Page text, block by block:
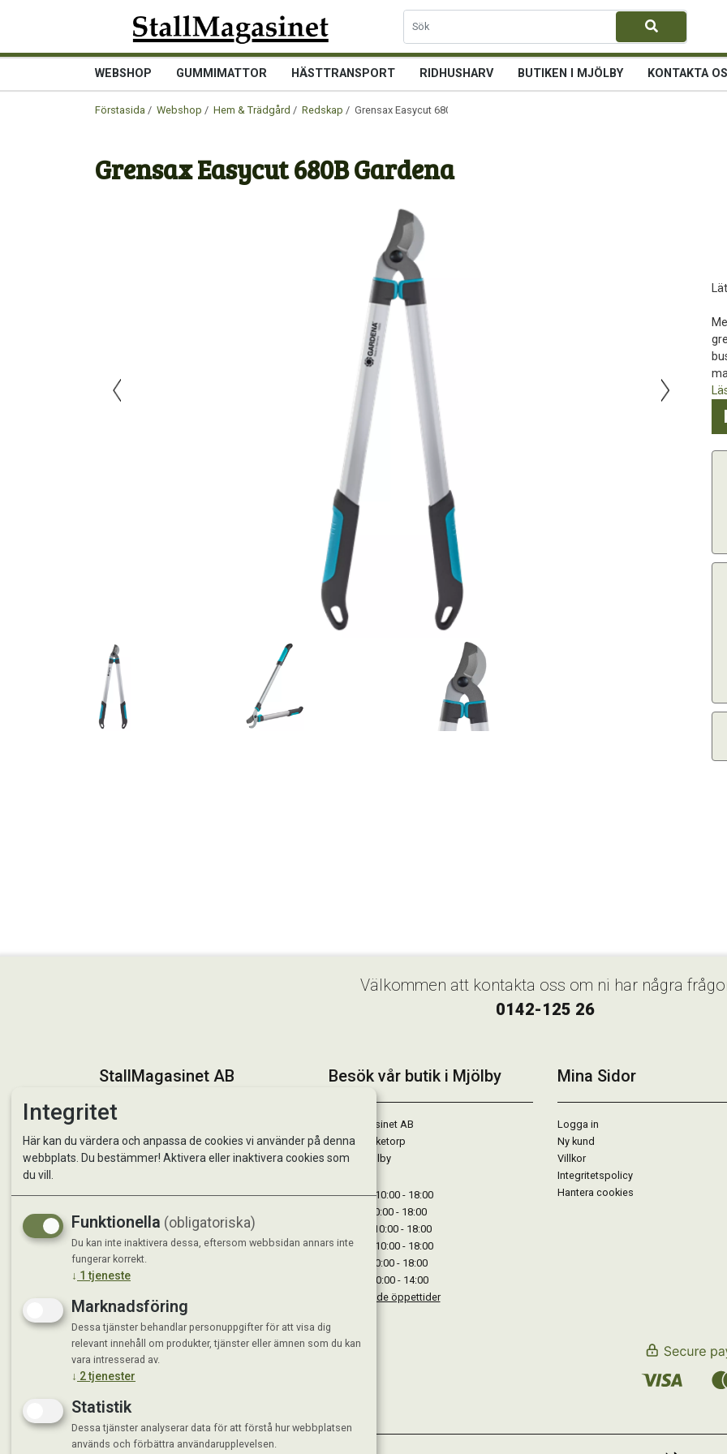
WEBSHOP GUMMIMATTOR HÄSTTRANSPORT RIDHUSHARV BUTIKEN I MJÖLBY KONTAKTA
Förstasida / Webshop / Hem & Trädgård / Redskap / Grensax Easycut 680B Gardena
Grensax Easycut 680B Gardena
Välkommen att kontakta oss om ni har några
0142-125 26
StallMagasinet AB
Kontakta oss
Om oss
Besök vår butik i Mjölby
StallMagasinet AB
Västra Lärketorp
59595 Mjölby
Måndag : 10:00 - 18:00
Tisdag : 10:00 - 18:00
Onsdag : 10:00 - 18:00
Torsdag : 10:00 - 18:00
Fredag : 10:00 - 18:00
Lördag : 10:00 - 14:00
Se avvikande öppettider
Mina Sidor
Logga in
Ny kund
Villkor
Integritetspolicy
Hantera cookies
Integritet
Här kan du värdera och anpassa de cookies vi använder på denna
webbplats. Du bestämmer! Aktivera eller inaktivera cookies som
du vill.
Funktionella (obligatoriska)
Du kan inte inaktivera dessa, eftersom webbsidan annars inte
fungerar korrekt.
↓ 1 tjeneste
Marknadsföring
Dessa tjänster behandlar personuppgifter för att visa dig
relevant innehåll om produkter, tjänster eller ämnen som du kan
vara intresserad av.
↓ 2tjenester
Statistik
Dessa tjänster analyserar data för att förstå hur webbplatsen
används och förbättra användarupplevelsen.